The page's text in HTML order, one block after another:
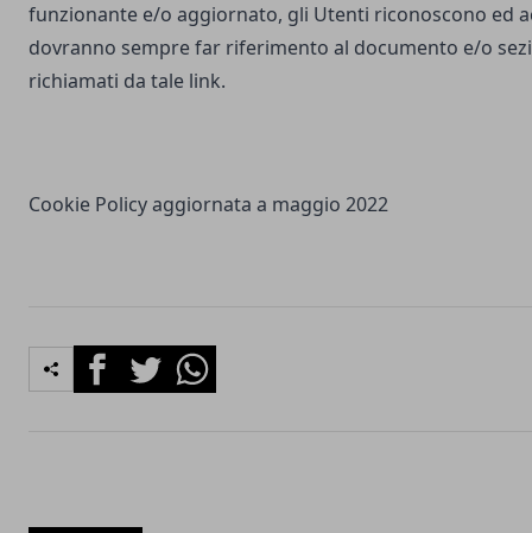
funzionante e/o aggiornato, gli Utenti riconoscono ed
dovranno sempre far riferimento al documento e/o
richiamati da tale link.
Cookie Policy aggiornata a maggio 2022
FacebookTwitterWhatsapp